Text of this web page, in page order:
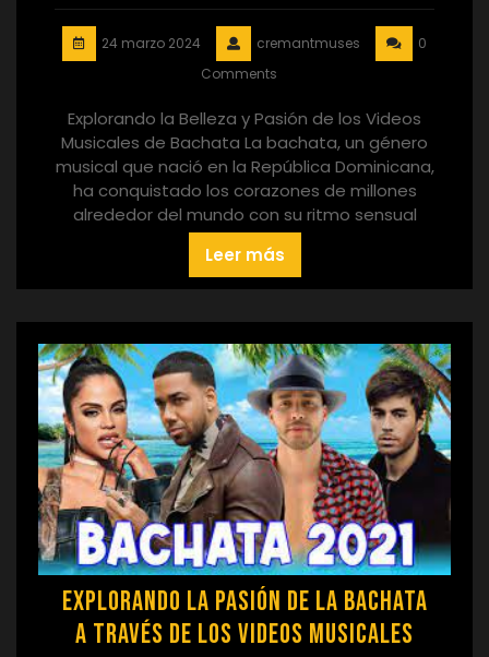
24 marzo 2024 cremantmuses
0
Comments
Explorando la Belleza y Pasión de los Videos
Musicales de Bachata La bachata, un género
musical que nació en la República Dominicana,
ha conquistado los corazones de millones
alrededor del mundo con su ritmo sensual
Leer más
Explorando la Pasión de la Bachata
a Través de los Videos Musicales